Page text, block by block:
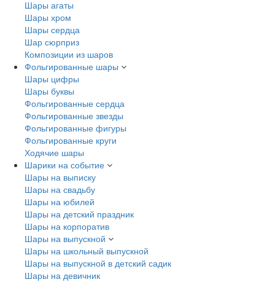
Шары агаты
Шары хром
Шары сердца
Шар сюрприз
Композиции из шаров
Фольгированные шары
Шары цифры
Шары буквы
Фольгированные сердца
Фольгированные звезды
Фольгированные фигуры
Фольгированные круги
Ходячие шары
Шарики на событие
Шары на выписку
Шары на свадьбу
Шары на юбилей
Шары на детский праздник
Шары на корпоратив
Шары на выпускной
Шары на школьный выпускной
Шары на выпускной в детский садик
Шары на девичник